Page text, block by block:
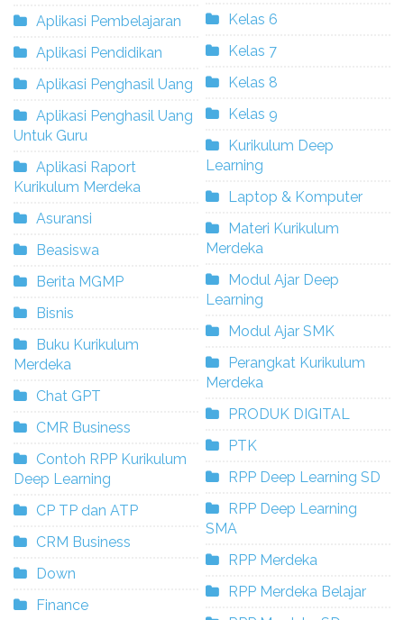
Aplikasi Pembelajaran
Aplikasi Pendidikan
Aplikasi Penghasil Uang
Aplikasi Penghasil Uang
Untuk Guru
Aplikasi Raport
Kurikulum Merdeka
Asuransi
Beasiswa
Berita MGMP
Bisnis
Buku Kurikulum
Merdeka
Chat GPT
CMR Business
Contoh RPP Kurikulum
Deep Learning
CP TP dan ATP
CRM Business
Down
Finance
Kelas 6
Kelas 7
Kelas 8
Kelas 9
Kurikulum Deep
Learning
Laptop & Komputer
Materi Kurikulum
Merdeka
Modul Ajar Deep
Learning
Modul Ajar SMK
Perangkat Kurikulum
Merdeka
PRODUK DIGITAL
PTK
RPP Deep Learning SD
RPP Deep Learning
SMA
RPP Merdeka
RPP Merdeka Belajar